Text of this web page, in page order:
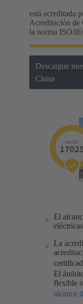
está acreditada
Acreditación de
la norma ISO/
Descargue
China
El
La
El
flexible
alcance